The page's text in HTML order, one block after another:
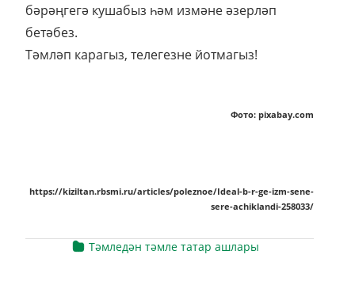
бәрәңгегә кушабыз һәм измәне әзерләп
бетәбез.
Тәмләп карагыз, телегезне йотмагыз!
Фото: pixabay.com
https://kiziltan.rbsmi.ru/articles/poleznoe/Ideal-b-r-ge-izm-sene-
sere-achiklandi-258033/
Тәмледән тәмле татар ашлары